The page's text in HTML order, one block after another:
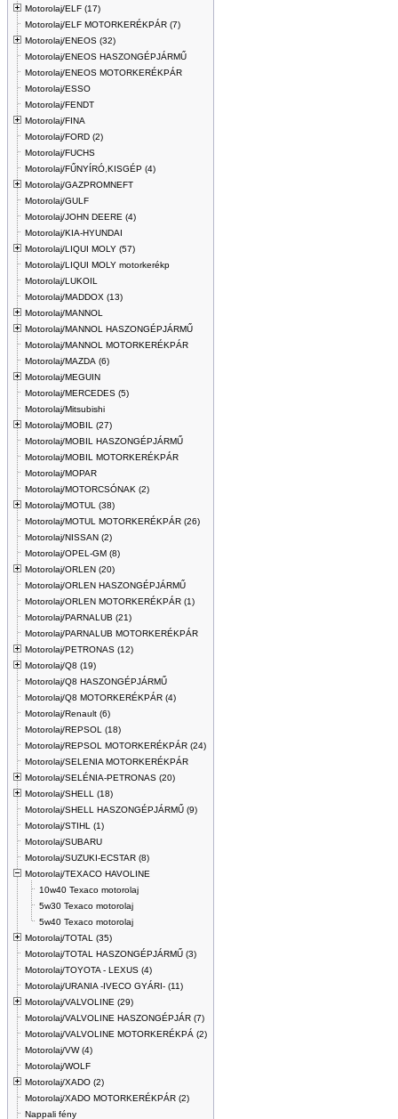
Motorolaj/ELF (17)
Motorolaj/ELF MOTORKERÉKPÁR (7)
Motorolaj/ENEOS (32)
Motorolaj/ENEOS HASZONGÉPJÁRMŰ
Motorolaj/ENEOS MOTORKERÉKPÁR
Motorolaj/ESSO
Motorolaj/FENDT
Motorolaj/FINA
Motorolaj/FORD (2)
Motorolaj/FUCHS
Motorolaj/FŰNYÍRÓ,KISGÉP (4)
Motorolaj/GAZPROMNEFT
Motorolaj/GULF
Motorolaj/JOHN DEERE (4)
Motorolaj/KIA-HYUNDAI
Motorolaj/LIQUI MOLY (57)
Motorolaj/LIQUI MOLY motorkerékp
Motorolaj/LUKOIL
Motorolaj/MADDOX (13)
Motorolaj/MANNOL
Motorolaj/MANNOL HASZONGÉPJÁRMŰ
Motorolaj/MANNOL MOTORKERÉKPÁR
Motorolaj/MAZDA (6)
Motorolaj/MEGUIN
Motorolaj/MERCEDES (5)
Motorolaj/Mitsubishi
Motorolaj/MOBIL (27)
Motorolaj/MOBIL HASZONGÉPJÁRMŰ
Motorolaj/MOBIL MOTORKERÉKPÁR
Motorolaj/MOPAR
Motorolaj/MOTORCSÓNAK (2)
Motorolaj/MOTUL (38)
Motorolaj/MOTUL MOTORKERÉKPÁR (26)
Motorolaj/NISSAN (2)
Motorolaj/OPEL-GM (8)
Motorolaj/ORLEN (20)
Motorolaj/ORLEN HASZONGÉPJÁRMŰ
Motorolaj/ORLEN MOTORKERÉKPÁR (1)
Motorolaj/PARNALUB (21)
Motorolaj/PARNALUB MOTORKERÉKPÁR
Motorolaj/PETRONAS (12)
Motorolaj/Q8 (19)
Motorolaj/Q8 HASZONGÉPJÁRMŰ
Motorolaj/Q8 MOTORKERÉKPÁR (4)
Motorolaj/Renault (6)
Motorolaj/REPSOL (18)
Motorolaj/REPSOL MOTORKERÉKPÁR (24)
Motorolaj/SELENIA MOTORKERÉKPÁR
Motorolaj/SELÉNIA-PETRONAS (20)
Motorolaj/SHELL (18)
Motorolaj/SHELL HASZONGÉPJÁRMŰ (9)
Motorolaj/STIHL (1)
Motorolaj/SUBARU
Motorolaj/SUZUKI-ECSTAR (8)
Motorolaj/TEXACO HAVOLINE
10w40 Texaco motorolaj
5w30 Texaco motorolaj
5w40 Texaco motorolaj
Motorolaj/TOTAL (35)
Motorolaj/TOTAL HASZONGÉPJÁRMŰ (3)
Motorolaj/TOYOTA - LEXUS (4)
Motorolaj/URANIA -IVECO GYÁRI- (11)
Motorolaj/VALVOLINE (29)
Motorolaj/VALVOLINE HASZONGÉPJÁR (7)
Motorolaj/VALVOLINE MOTORKERÉKPÁ (2)
Motorolaj/VW (4)
Motorolaj/WOLF
Motorolaj/XADO (2)
Motorolaj/XADO MOTORKERÉKPÁR (2)
Nappali fény